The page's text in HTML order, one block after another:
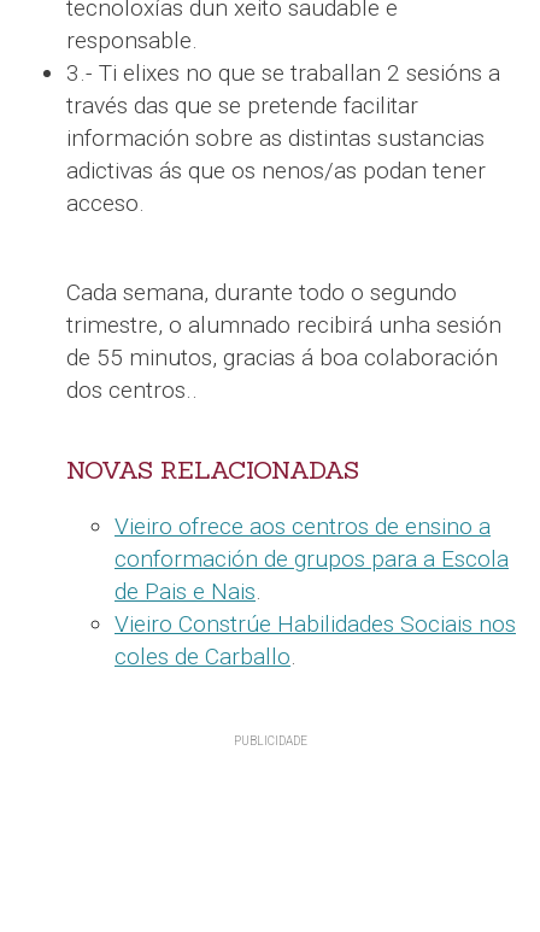
tecnoloxías dun xeito saudable e
responsable.
3.- Ti elixes no que se traballan 2 sesións a
través das que se pretende facilitar
información sobre as distintas sustancias
adictivas ás que os nenos/as podan tener
acceso.
Cada semana, durante todo o segundo
trimestre, o alumnado recibirá unha sesión
de 55 minutos, gracias á boa colaboración
dos centros..
NOVAS RELACIONADAS
Vieiro ofrece aos centros de ensino a
conformación de grupos para a Escola
de Pais e Nais.
Vieiro Constrúe Habilidades Sociais nos
coles de Carballo.